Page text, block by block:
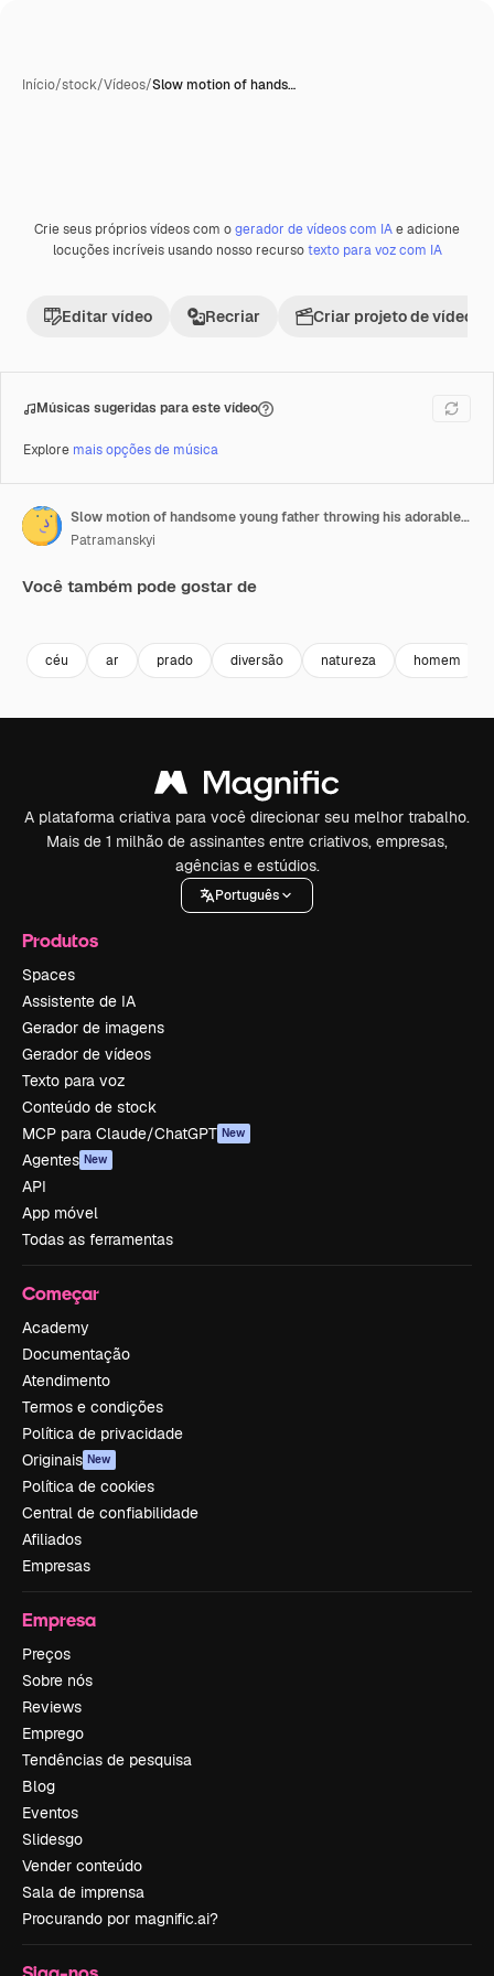
Início/stock/Vídeos/Slow motion of hands…
Premium
Crie seus próprios vídeos com ogerador de vídeos com IAe adicione
locuções incríveis usando nosso recursotexto para voz com IA
Editar vídeo Recriar Criar projeto de vídeo
Músicas sugeridas para este vídeo
Explore mais opções de música
Slow motion of handsome young father throwing his adorable daughter in the air. Active life. Beautiful green field
Patramanskyi
Você também pode gostar de
céu ar prado diversão natureza homem
A plataforma criativa para você direcionar seu melhor trabalho.
Mais de 1 milhão de assinantes entre criativos, empresas,
agências e estúdios.
Português
Produtos
Spaces
Assistente de IA
Gerador de imagens
Gerador de vídeos
Texto para voz
Conteúdo de stock
MCP para Claude/ChatGPT New
Agentes New
API
App móvel
Todas as ferramentas
Começar
Academy
Documentação
Atendimento
Termos e condições
Política de privacidade
Originais New
Política de cookies
Central de confiabilidade
Afiliados
Empresas
Empresa
Preços
Sobre nós
Reviews
Emprego
Tendências de pesquisa
Blog
Eventos
Slidesgo
Vender conteúdo
Sala de imprensa
Procurando por magnific.ai?